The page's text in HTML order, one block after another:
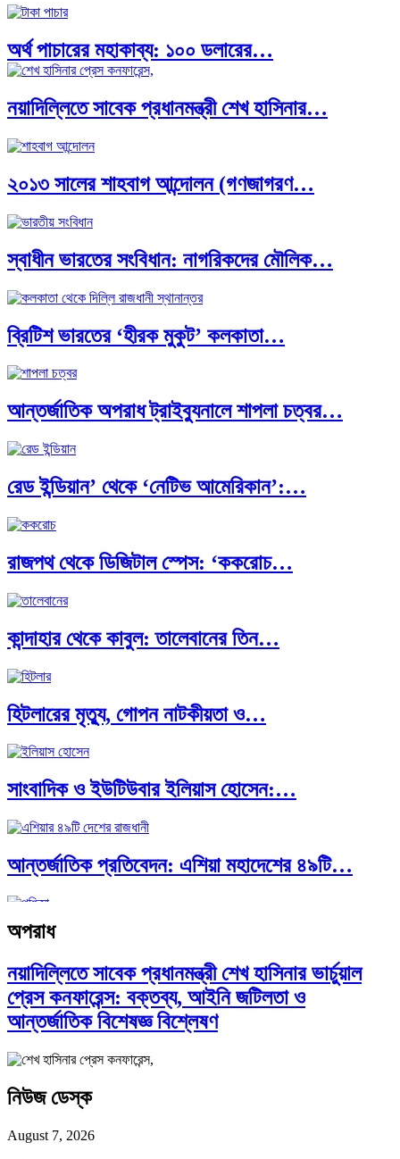
অর্থ পাচারের মহাকাব্য: ১০০ ডলারের…
দক্ষিণ এশিয়ায় ‘জেন-জি’ বিপ্লব: বাংলাদেশ,…
বিশেষ ইন-ডেপ্থ রিপোর্ট: ক্রীড়া উৎসবে…
ভারত মহাসাগরের অশ্রু: শ্রীলঙ্কার ২৬…
ক্রূরতা ও ধ্বংসের মহাকাব্য: পৃথিবীর…
ব্রাজিল ও আর্জেন্টিনার কালো অধ্যায়:…
পূর্ব ইউরোপ বনাম তুরস্ক: শত…
পৃথিবীতে বর্তমানে মোট দেশের সংখ্যা…
এশিয়ান সেঞ্চুরির দ্বৈরথ: চীন-ভারতের বৈশ্বিক…
পাকিস্তান, চীন ও বাংলাদেশ: তিন…
নয়াদিল্লিতে সাবেক প্রধানমন্ত্রী শেখ হাসিনার…
২০১৩ সালের শাহবাগ আন্দোলন (গণজাগরণ…
স্বাধীন ভারতের সংবিধান: নাগরিকদের মৌলিক…
ব্রিটিশ ভারতের ‘হীরক মুকুট’ কলকাতা…
আন্তর্জাতিক অপরাধ ট্রাইব্যুনালে শাপলা চত্বর…
রেড ইন্ডিয়ান’ থেকে ‘নেটিভ আমেরিকান’:…
রাজপথ থেকে ডিজিটাল স্পেস: ‘ককরোচ…
কান্দাহার থেকে কাবুল: তালেবানের তিন…
হিটলারের মৃত্যু, গোপন নাটকীয়তা ও…
সাংবাদিক ও ইউটিউবার ইলিয়াস হোসেন:…
আন্তর্জাতিক প্রতিবেদন: এশিয়া মহাদেশের ৪৯টি…
সব সভ্যতারই তো পতন হয়:…
পরবর্তী রাষ্ট্রপতি নির্বাচন ২০২৬: আলোচনায়…
প্রথাগত মেধা, স্ট্র্যাটেজিক গভর্নেন্স ও…
অপরাধ
নয়াদিল্লিতে সাবেক প্রধানমন্ত্রী শেখ হাসিনার ভার্চুয়াল
প্রেস কনফারেন্স: বক্তব্য, আইনি জটিলতা ও
আন্তর্জাতিক বিশেষজ্ঞ বিশ্লেষণ
নিউজ ডেস্ক
August 7, 2026